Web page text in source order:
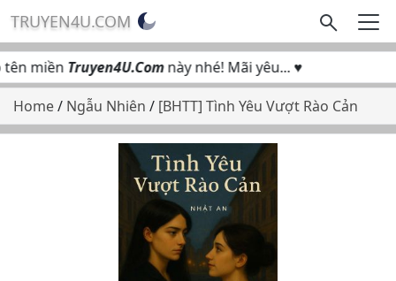
TRUYEN4U.COM
miềnTruyen4U.Comnày nhé! Mãi yêu... ♥
Home/ Ngẫu Nhiên / [BHTT] Tình Yêu Vượt Rào Cản